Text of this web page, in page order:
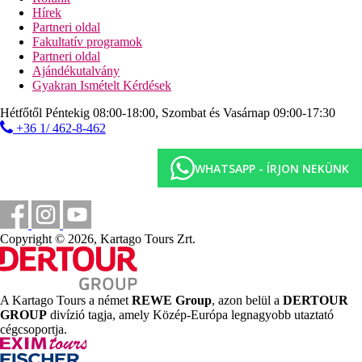
teniszpálya
asztalitenisz
darts
aerobic
strandröplabda
Sport és szórakozás térítés ellenében
spa-központ
All Inclusive: minden étkezés büférendszerben,
napközben snack-ételek, helyi alkoholos és alkoholmentes
között. A vendégek heti 1x a vacsorát a tunéziai a'la carte-
étteremben is elfogyaszthatják. Érkezéskor a minibárba 2
üveg vizet készítenek be.
Szálláshely besorolás
Az adott ország hivatalos besorolása: 4*.
Távolságok
6 km
Hírek
Partneri oldal
Fakultatív programok
Partneri oldal
Ajándékutalvány
Gyakran Ismételt Kérdések
Hétfőtől Péntekig 08:00-18:00, Szombat és Vasárnap 09:00-17:30
+36 1/ 462-8-462
WHATSAPP - ÍRJON NEKÜNK
Copyright © 2026, Kartago Tours Zrt.
A Kartago Tours a német REWE Group, azon belül a DERTOUR
GROUP divízió tagja, amely Közép-Európa legnagyobb utaztató
cégcsoportja.